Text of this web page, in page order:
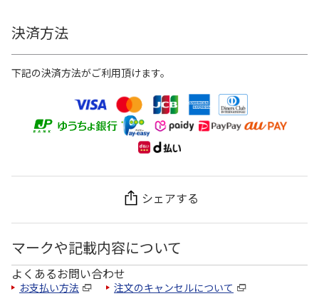
決済方法
下記の決済方法がご利用頂けます。
シェアする
マークや記載内容について
よくあるお問い合わせ
お支払い方法 注文のキャンセルについて